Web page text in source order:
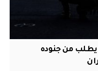
من جنوده